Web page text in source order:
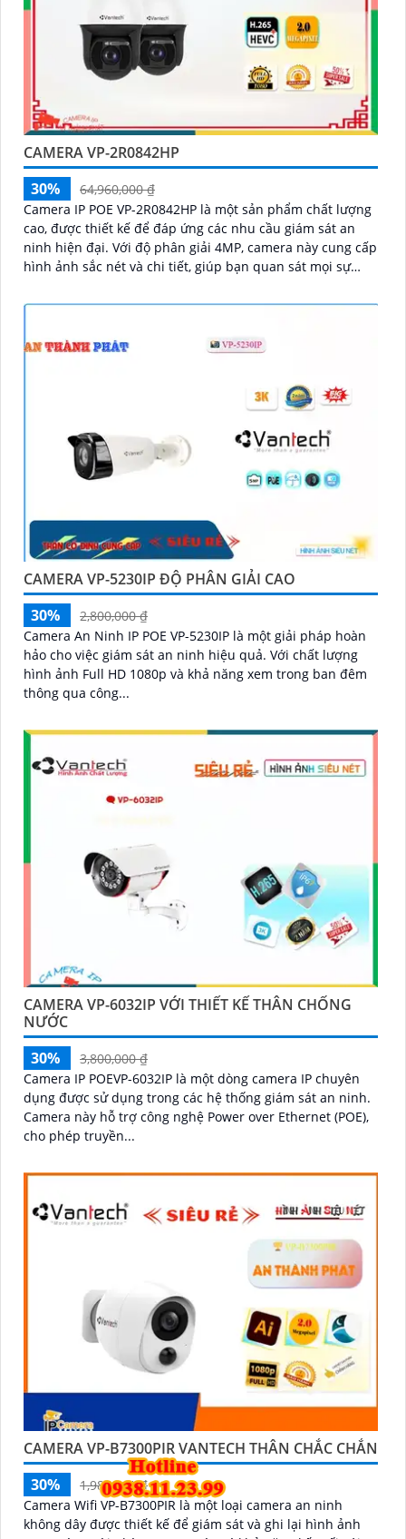
CAMERA VP-2R0842HP
30%
64,960,000 ₫
Camera IP POE VP-2R0842HP là một sản phẩm chất lượng
cao, được thiết kế để đáp ứng các nhu cầu giám sát an
ninh hiện đại. Với độ phân giải 4MP, camera này cung cấp
hình ảnh sắc nét và chi tiết, giúp bạn quan sát mọi sự
CAMERA VP-5230IP ĐỘ PHÂN GIẢI CAO
30%
2,800,000 ₫
Camera An Ninh IP POE VP-5230IP là một giải pháp hoàn
hảo cho việc giám sát an ninh hiệu quả. Với chất lượng
hình ảnh Full HD 1080p và khả năng xem trong ban đêm
thông qua công...
CAMERA VP-6032IP VỚI THIẾT KẾ THÂN CHỐNG
NƯỚC
30%
3,800,000 ₫
Camera IP POEVP-6032IP là một dòng camera IP chuyên
dụng được sử dụng trong các hệ thống giám sát an ninh.
Camera này hỗ trợ công nghệ Power over Ethernet (POE),
cho phép truyền...
CAMERA VP-B7300PIR VANTECH THÂN CHẮC CHẮN
30%
1,980,000 ₫
Camera Wifi VP-B7300PIR là một loại camera an ninh
không dây được thiết kế để giám sát và ghi lại hình ảnh